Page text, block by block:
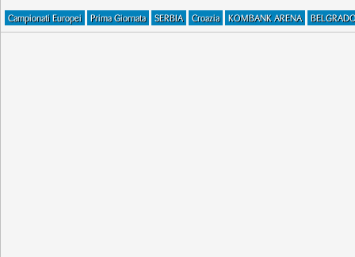
Campionati Europei Prima Giornata SERBIA Croazia KOMBANK ARENA